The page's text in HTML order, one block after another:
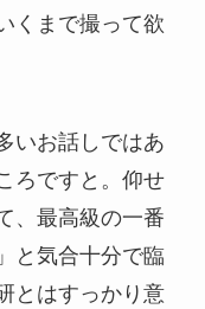
くまで撮って欲
いお話しではあ
ろですと。仰せ
、最高級の一番
と気合十分で臨
とはすっかり意